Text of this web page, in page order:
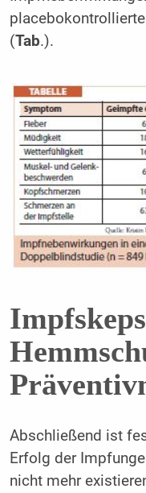
(Tab.).
Abschließend ist
Erfolg der
nicht mehr